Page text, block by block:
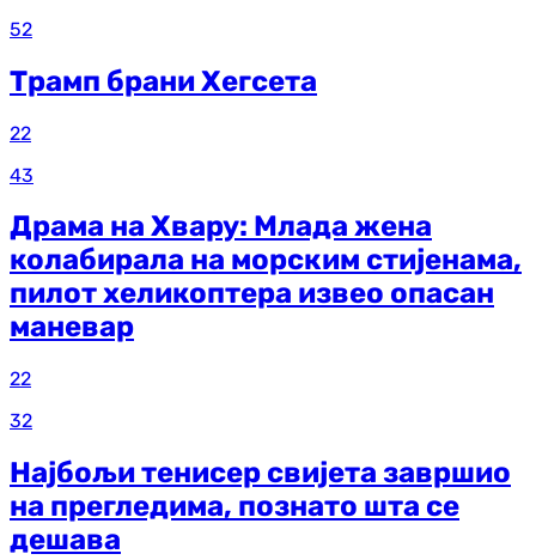
52
Трамп брани Хегсета
22
43
Драма на Хвару: Млада жена
колабирала на морским стијенама,
пилот хеликоптера извео опасан
маневар
22
32
Најбољи тенисер свијета завршио
на прегледима, познато шта се
дешава